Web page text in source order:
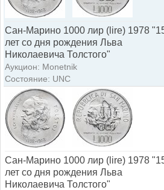
Сан-Марино 1000 лир (lire) 1978
лет со дня рождения Льва
Николаевича Толстого"
Аукцион: Monetnik
Состояние: UNC
Сан-Марино 1000 лир (lire) 1978
лет со дня рождения Льва
Николаевича Толстого"